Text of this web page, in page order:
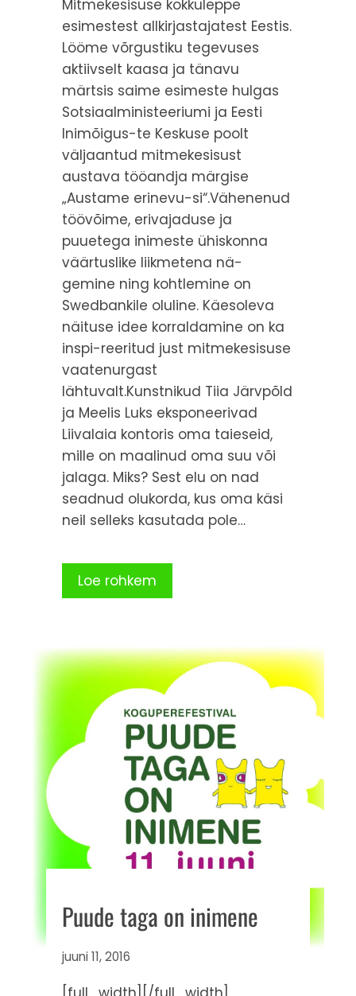
Mitmekesisuse kokkuleppe
esimestest allkirjastajatest Eestis.
Lööme võrgustiku tegevuses
aktiivselt kaasa ja tänavu
märtsis saime esimeste hulgas
Sotsiaalministeeriumi ja Eesti
Inimõigus-te Keskuse poolt
väljaantud mitmekesisust
austava tööandja märgise
„Austame erinevu-si“.Vähenenud
töövõime, erivajaduse ja
puuetega inimeste ühiskonna
väärtuslike liikmetena nä-
gemine ning kohtlemine on
Swedbankile oluline. Käesoleva
näituse idee korraldamine on ka
inspi-reeritud just mitmekesisuse
vaatenurgast
lähtuvalt.Kunstnikud Tiia Järvpõld
ja Meelis Luks eksponeerivad
Liivalaia kontoris oma taieseid,
mille on maalinud oma suu või
jalaga. Miks? Sest elu on nad
seadnud olukorda, kus oma käsi
neil selleks kasutada pole…
Loe rohkem
Puude taga on inimene
juuni 11, 2016